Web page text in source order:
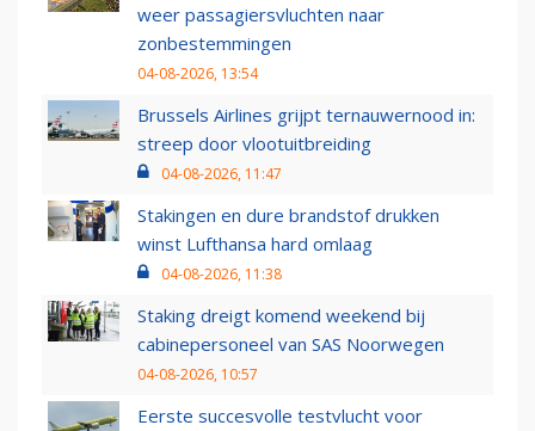
weer passagiersvluchten naar
zonbestemmingen
04-08-2026, 13:54
Brussels Airlines grijpt ternauwernood in:
streep door vlootuitbreiding
04-08-2026, 11:47
Stakingen en dure brandstof drukken
winst Lufthansa hard omlaag
04-08-2026, 11:38
Staking dreigt komend weekend bij
cabinepersoneel van SAS Noorwegen
04-08-2026, 10:57
Eerste succesvolle testvlucht voor